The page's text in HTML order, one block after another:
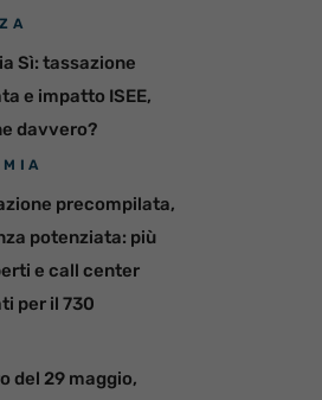
Sì: tassazione
e impatto ISEE,
davvero?
precompilata,
potenziata: più
e call center
per il 730
del 29 maggio,